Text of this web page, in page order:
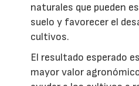
naturales que pueden
suelo y favorecer el
cultivos.
El resultado esperado
mayor valor